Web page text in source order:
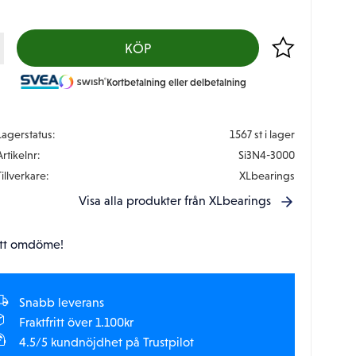
KÖP Lägg till i
Kortbetalning eller delbetalning
1567 st i lager
Si3N4-3000
XLbearings
Visa alla produkter från XLbearings
omdöme!
Snabb leverans
Fraktfritt över 1.100kr
4.5/5 kundnöjdhet på Trustpilot